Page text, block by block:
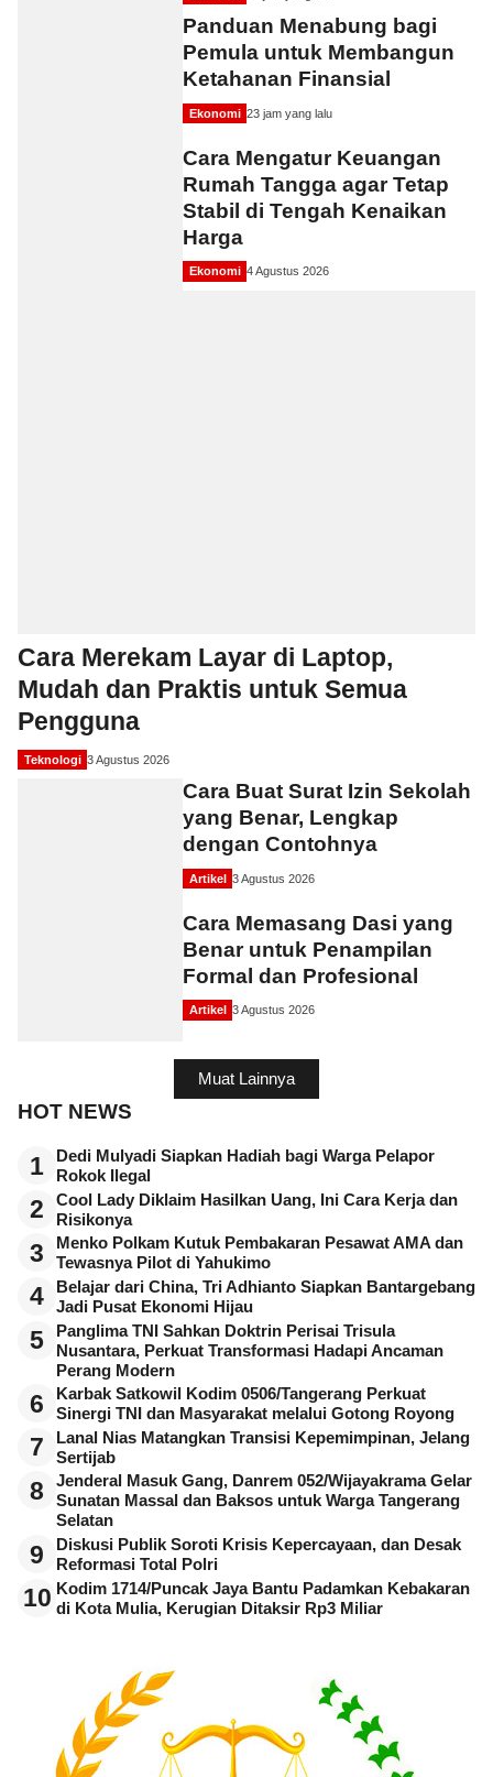
Panduan Menabung bagi
Pemula untuk Membangun
Ketahanan Finansial
Ekonomi 23 jam yang lalu
Cara Mengatur Keuangan
Rumah Tangga agar Tetap
Stabil di Tengah Kenaikan
Harga
Ekonomi 4 Agustus 2026
Cara Merekam Layar di Laptop,
Mudah dan Praktis untuk Semua
Pengguna
Teknologi 3 Agustus 2026
Cara Buat Surat Izin Sekolah
yang Benar, Lengkap
dengan Contohnya
Artikel 3 Agustus 2026
Cara Memasang Dasi yang
Benar untuk Penampilan
Formal dan Profesional
Artikel 3 Agustus 2026
Muat Lainnya
HOT NEWS
1
Dedi Mulyadi Siapkan Hadiah bagi Warga Pelapor
Rokok Ilegal
2
Cool Lady Diklaim Hasilkan Uang, Ini Cara Kerja dan
Risikonya
3
Menko Polkam Kutuk Pembakaran Pesawat AMA dan
Tewasnya Pilot di Yahukimo
4
Belajar dari China, Tri Adhianto Siapkan Bantargebang
Jadi Pusat Ekonomi Hijau
5
Panglima TNI Sahkan Doktrin Perisai Trisula
Nusantara, Perkuat Transformasi Hadapi Ancaman
Perang Modern
6
Karbak Satkowil Kodim 0506/Tangerang Perkuat
Sinergi TNI dan Masyarakat melalui Gotong Royong
7
Lanal Nias Matangkan Transisi Kepemimpinan, Jelang
Sertijab
8
Jenderal Masuk Gang, Danrem 052/Wijayakrama Gelar
Sunatan Massal dan Baksos untuk Warga Tangerang
Selatan
9
Diskusi Publik Soroti Krisis Kepercayaan, dan Desak
Reformasi Total Polri
10 Kodim 1714/Puncak Jaya Bantu Padamkan Kebakaran
di Kota Mulia, Kerugian Ditaksir Rp3 Miliar